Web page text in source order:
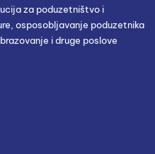
za poduzetništvo i
osposobljavanje poduzetnika
i druge poslove